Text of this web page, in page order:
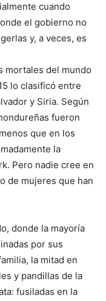
cuando
el gobierno no
y, a veces, es
mortales del mundo
lo clasificó entre
y Siria. Según
fueron
que en los
la
Pero nadie cree en
de mujeres que han
donde la mayoría
por sus
la mitad en
y pandillas de la
fusiladas en la